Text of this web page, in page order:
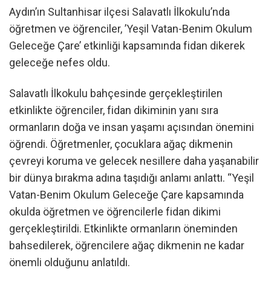
Aydın’ın Sultanhisar ilçesi Salavatlı İlkokulu’nda
öğretmen ve öğrenciler, ’Yeşil Vatan-Benim Okulum
Geleceğe Çare’ etkinliği kapsamında fidan dikerek
geleceğe nefes oldu.
Salavatlı İlkokulu bahçesinde gerçekleştirilen
etkinlikte öğrenciler, fidan dikiminin yanı sıra
ormanların doğa ve insan yaşamı açısından önemini
öğrendi. Öğretmenler, çocuklara ağaç dikmenin
çevreyi koruma ve gelecek nesillere daha yaşanabilir
bir dünya bırakma adına taşıdığı anlamı anlattı. “Yeşil
Vatan-Benim Okulum Geleceğe Çare kapsamında
okulda öğretmen ve öğrencilerle fidan dikimi
gerçekleştirildi. Etkinlikte ormanların öneminden
bahsedilerek, öğrencilere ağaç dikmenin ne kadar
önemli olduğunu anlatıldı.